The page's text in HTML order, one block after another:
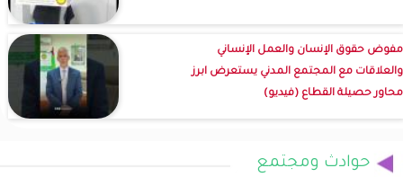
مفوض حقوق الإنسان والعمل الإنساني
والعلاقات مع المجتمع المدني يستعرض ابرز
محاور حصيلة القطاع (فيديو)
حوادث ومجتمع